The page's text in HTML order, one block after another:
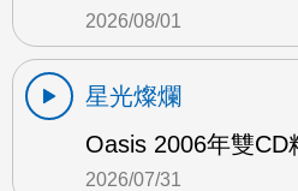
2026/08/01
星光燦爛
Oasis 2006年雙CD
2026/07/31